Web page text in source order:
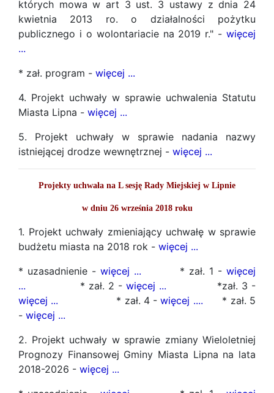
których mowa w art 3 ust. 3 ustawy z dnia 24
kwietnia 2013 ro. o działalności pożytku
publicznego i o wolontariacie na 2019 r." - więcej
...
* zał. program - więcej ...
4. Projekt uchwały w sprawie uchwalenia Statutu
Miasta Lipna - więcej ...
5. Projekt uchwały w sprawie nadania nazwy
istniejącej drodze wewnętrznej - więcej ...
Projekty uchwała na L sesję Rady Miejskiej w Lipnie
w dniu 26 września 2018 roku
1. Projekt uchwały zmieniający uchwałę w sprawie
budżetu miasta na 2018 rok - więcej ...
* uzasadnienie - więcej ... * zał. 1 - więcej
...
* zał. 2 - więcej ...
*zał. 3 -
więcej ...
* zał. 4 -więcej ....
* zał. 5
- więcej ...
2. Projekt uchwały w sprawie zmiany Wieloletniej
Prognozy Finansowej Gminy Miasta Lipna na lata
2018-2026 - więcej ...